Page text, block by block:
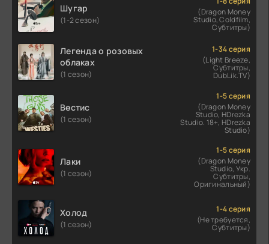
Шугар
(1-2 сезон)
(Dragon Money
Studio, Coldfilm,
Субтитры)
Легенда о розовых
облаках
(1 сезон)
1-34 серия
(Light Breeze,
Субтитры,
DubLik.TV)
Вестис
(1 сезон)
1-5 серия
(Dragon Money
Studio, HDrezka
Studio. 18+, HDrezka
Studio)
Лаки
(1 сезон)
1-5 серия
(Dragon Money
Studio, Укр.
Субтитры,
Оригинальный)
Холод
(1 сезон)
1-4 серия
(Не требуется,
Субтитры)